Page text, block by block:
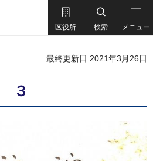
区役所 検索 メニュー
最終更新日 2021年3月26日
３